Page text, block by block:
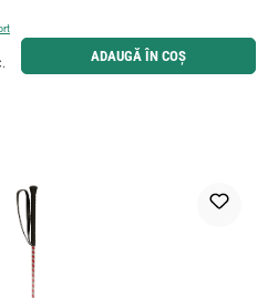
sau utilizați butoanele pentru a mări sau micșora
ADAUGĂ ÎN COȘ